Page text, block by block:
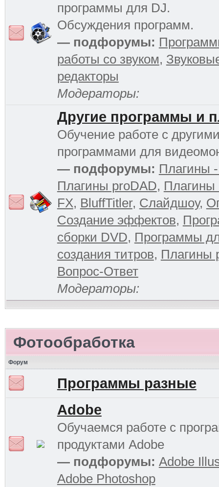
программы для DJ.
Обсуждения программ.
— подфорумы:
работы со звуком,
редакторы
Модераторы:
Другие программы и
Обучение работе с
программами для
— подфорумы: Плагины
Плагины proDAD, Плагины
FX, BluffTitler, Слайдшоу,
Создание эффектов,
сборки DVD, Программы
создания титров, Плагины
Вопрос-Ответ
Модераторы:
Фотообработка
Форум
Программы разные
Adobe
Обучаемся работе с
продуктами Adobe
— подфорумы: Adobe
Adobe Photoshop